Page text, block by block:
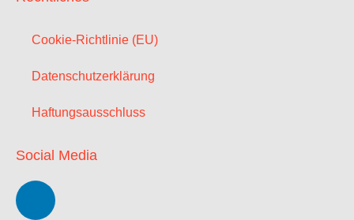
Cookie-Richtlinie (EU)
Datenschutzerklärung
Haftungsausschluss
Social Media